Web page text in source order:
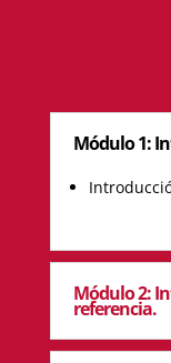
Módulo 1:
Módulo 2:
referencia.